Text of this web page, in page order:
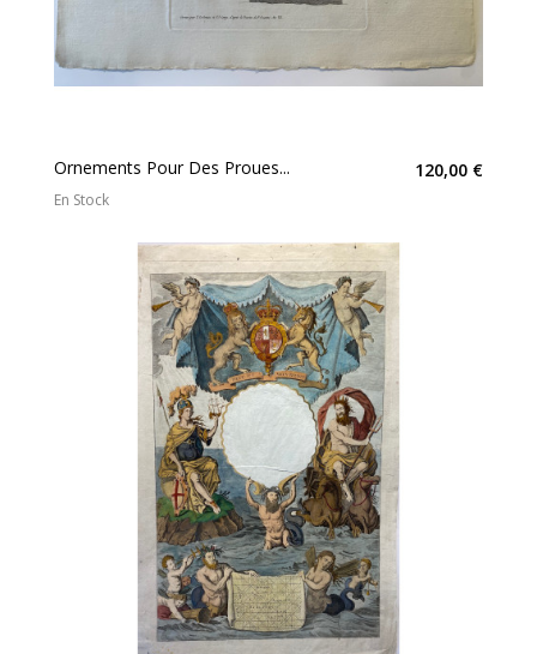
Ornements Pour Des Proues... 120,00 €
En Stock